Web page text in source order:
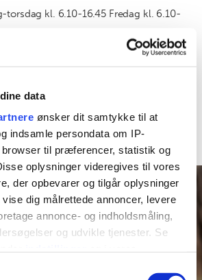
data
ønsker dit samtykke til at
indsamle persondata om IP-
til præferencer, statistik og
oplysninger videregives til vores
der opbevarer og tilgår oplysninger
dig målrettede annoncer, levere
annonce- og indholdsmåling,
og udvikle tjenester. Se
torsdag kl. 6.10-16.45 Fredag kl. 6.10-